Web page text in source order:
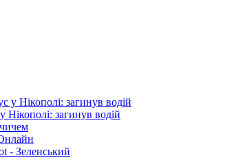
Нікополі: загинув водій
- Зеленський